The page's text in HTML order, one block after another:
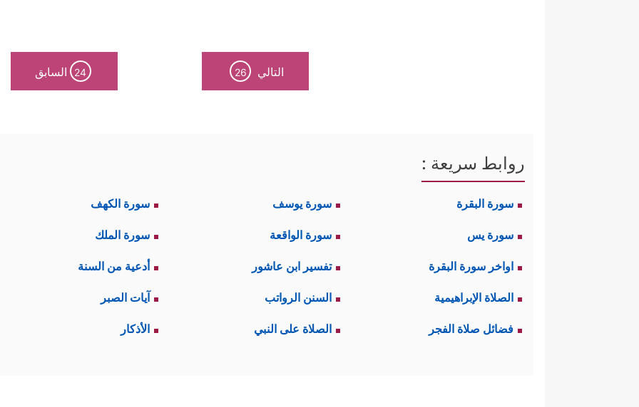
التالي 26
24 السابق
روابط سريعة :
سورة البقرة سورة يوسف سورة الكهف
سورة يس سورة الواقعة سورة الملك
اواخر سورة البقرة تفسير ابن عاشور أدعية من السنة
الصلاة الإبراهيمية السنن الرواتب آيات الصبر
فضائل صلاة الفجر الصلاة على النبي الأذكار